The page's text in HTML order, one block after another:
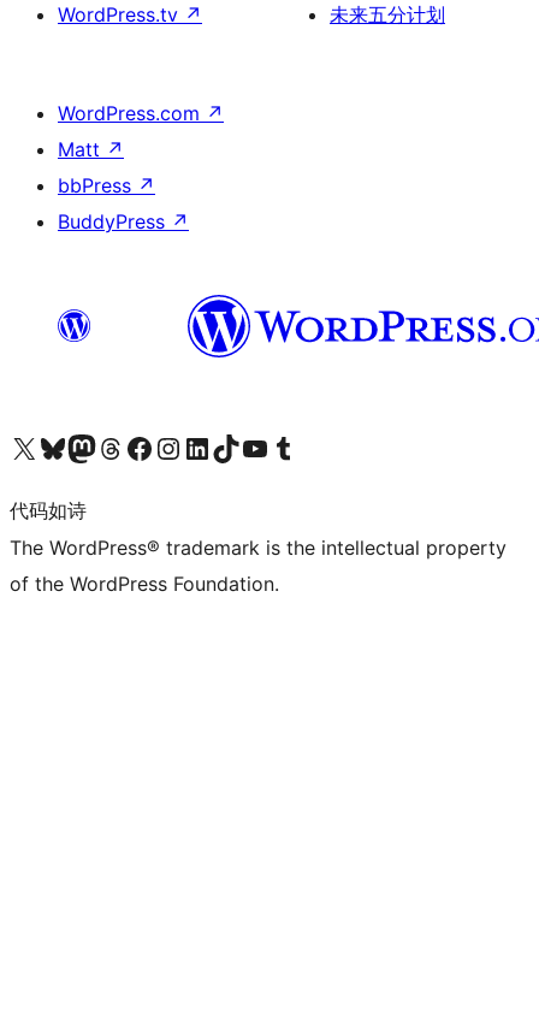
WordPress.tv ↗
未来五分计划
WordPress.com ↗
Matt ↗
bbPress ↗
BuddyPress ↗
关注我们的 X（原 Twitter）账号访问我们的 Bluesky 账号关注我们的 Mastodon 账号访问我们的 Threads 账号 访问我们的 Facebook 公共主页关注我们的 Instagram 账号 关注我们的 LinkedIn 主页访问我们的 TikTok 账号访问我们的 YouTube 频道 访问我们的 Tumblr 账号
代码如诗
The WordPress® trademark is the intellectual property
of the WordPress Foundation.